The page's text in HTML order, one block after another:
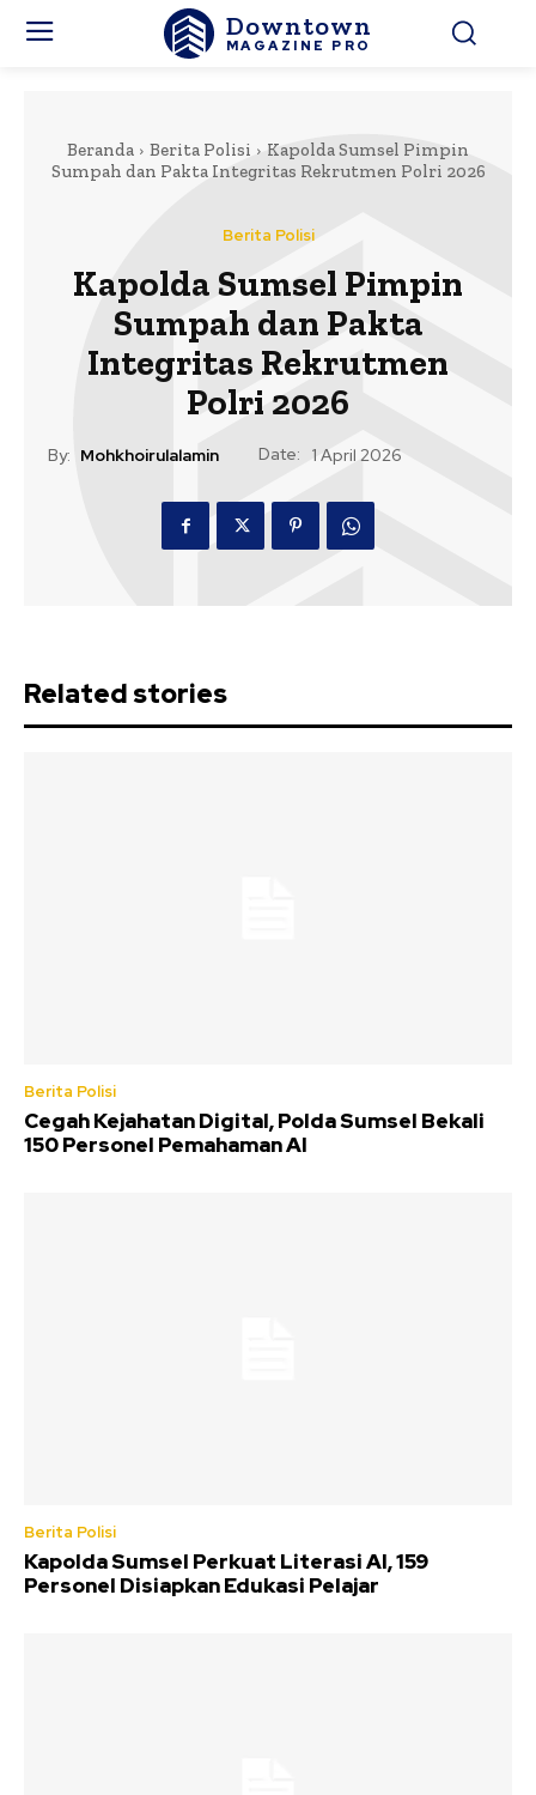
Downtown
MAGAZINE PRO
Beranda Berita Polisi
Kapolda Sumsel Pimpin
Sumpah dan Pakta Integritas Rekrutmen Polri 2026
Berita Polisi
Kapolda Sumsel Pimpin
Sumpah dan Pakta
Integritas Rekrutmen
Polri 2026
By: Mohkhoirulalamin Date: 1 April 2026
Related stories
Berita Polisi
Cegah Kejahatan Digital, Polda Sumsel Bekali
150 Personel Pemahaman AI
Berita Polisi
Kapolda Sumsel Perkuat Literasi AI, 159
Personel Disiapkan Edukasi Pelajar